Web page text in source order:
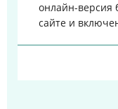
онлайн-версия
сайте и